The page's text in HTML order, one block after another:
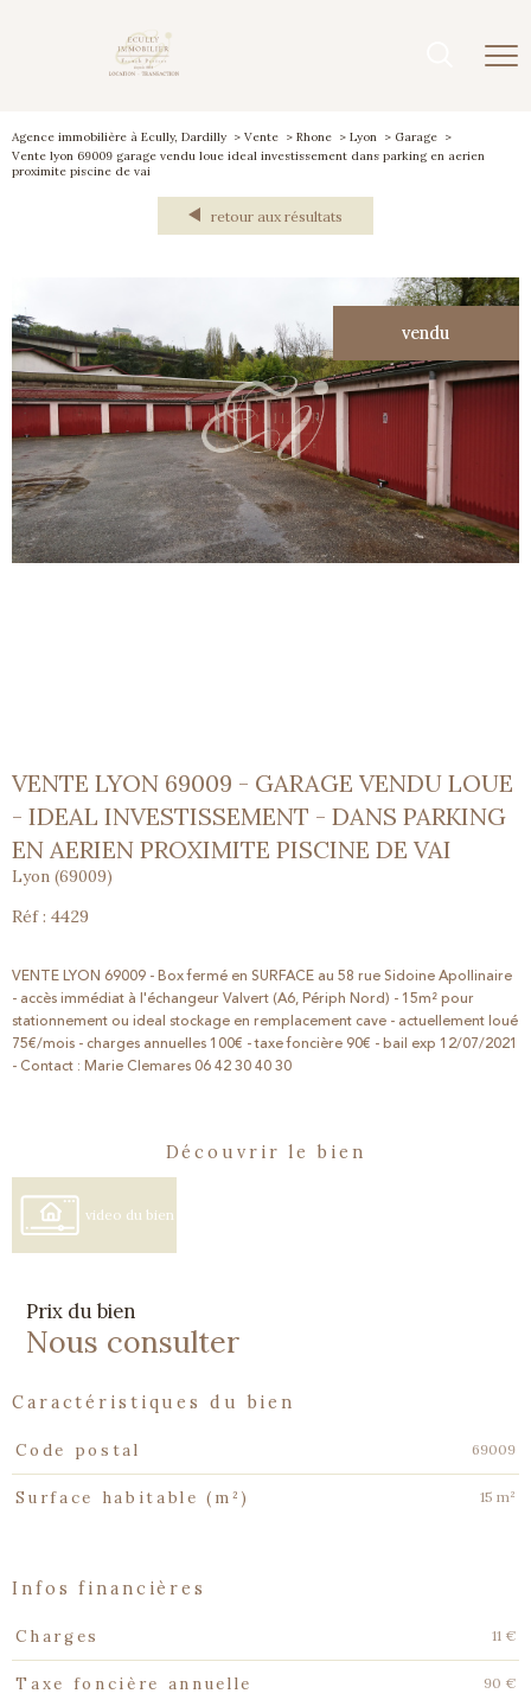
Agence immobilière à Ecully, Dardilly Vente Rhone Lyon
Garage
Vente lyon 69009 garage vendu loue ideal investissement dans parking en aerien
proximite piscine de vai
retour aux résultats
vendu
VENTE LYON 69009 - GARAGE VENDU LOUE
- IDEAL INVESTISSEMENT - DANS PARKING
EN AERIEN PROXIMITE PISCINE DE VAI
Lyon (69009)
Réf : 4429
VENTE LYON 69009 - Box fermé en SURFACE au 58 rue Sidoine Apollinaire
- accès immédiat à l'échangeur Valvert (A6, Périph Nord) - 15m² pour
stationnement ou ideal stockage en remplacement cave - actuellement loué
75€/mois - charges annuelles 100€ - taxe foncière 90€ - bail exp 12/07/2021
- Contact : Marie Clemares 06 42 30 40 30
découvrir le bien
video du bien
Prix du bien
Nous consulter
caractéristiques du bien
Caractéristiques Valeurs
Code postal 69009
Surface habitable (m²) 15 m²
infos financières
Caractéristiques
Charges 11 €
Taxe foncière annuelle 90 €